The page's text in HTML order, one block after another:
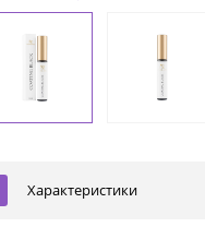
Характеристики